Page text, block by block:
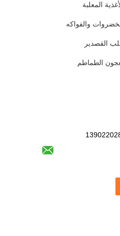
المعلبة
والفواكه
القصدير
الطماطم